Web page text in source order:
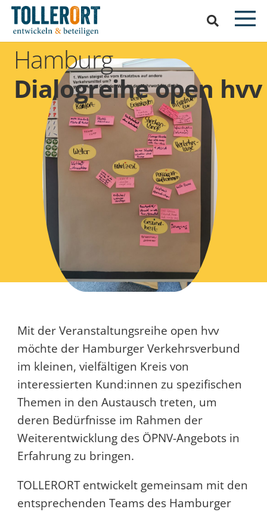
Hamburg
Dialogreihe open hvv
Mit der Veranstaltungsreihe open hvv
möchte der Hamburger Verkehrsverbund
im kleinen, vielfältigen Kreis von
interessierten Kund:innen zu spezifischen
Themen in den Austausch treten, um
deren Bedürfnisse im Rahmen der
Weiterentwicklung des ÖPNV-Angebots in
Erfahrung zu bringen.
TOLLERORT entwickelt gemeinsam mit den
entsprechenden Teams des Hamburger